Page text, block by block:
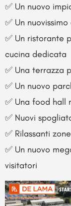
✅ Un nuovo
✅ Un
✅ Un ristorante
cucina dedicata
✅ Una terrazza
✅ Un nuovo
✅ Una food hall
✅ Nuovi
✅ Rilassanti
✅ Un nuovo
visitatori